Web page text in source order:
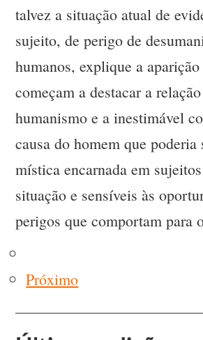
talvez a situação atual de
sujeito, de perigo de
humanos, explique a
começam a destacar a
humanismo e a inestimável
causa do homem que
mística encarnada em
situação e sensíveis às
perigos que comportam para
Próximo